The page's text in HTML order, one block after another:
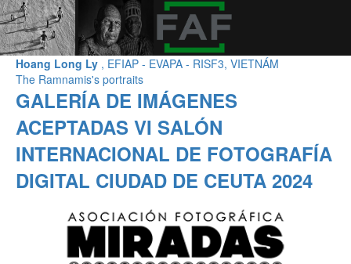
Hoang Long Ly , EFIAP - EVAPA - RISF3, VIETNÁM
The Ramnamis's portraits
GALERÍA DE IMÁGENES
ACEPTADAS VI SALÓN
INTERNACIONAL DE FOTOGRAFÍA
DIGITAL CIUDAD DE CEUTA 2024